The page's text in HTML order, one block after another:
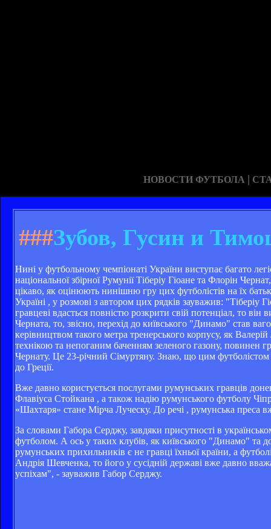
НОВОСТИ ФУТБОЛА |
###Зубов, Гусин и
Нині у футбольному чемпіонаті України виступає багато
національної збірної Румунії Тіберіу Гіоане та Флорін
цікаво, як оцінюють нинішню гру цих футболістів на їх
Україні , у розмові з автором цих рядків зауважив:
гравцеві вдасться повністю розкрити свій потенціал, то
Черната, то, звісно, перехід до київського "Динамо" став
керівництвом такого метра тренерського корпусу, як
технікою та непоганим баченням зеленого газону, повинен
Чернату. Це 23-річний Сімуртяну. Знаю, що цим футболістом
до Греції.
Вже давно користується послугами румунських гравців
Флавіуса Стойкана , а також надію румунського футболу
«Шахтаря» стане Мірча Луческу. До речі , румунська преса
За словами Габора Серджу, завдяки присутності в
футболом. А ось у таких клубів, як київського "Динамо" та
румунських прихильників є не гравці їхньої країни, а
Андрія Шевченка, то його у сусідній державі вже давно
успіхам", - зауважив Габор Серджу.